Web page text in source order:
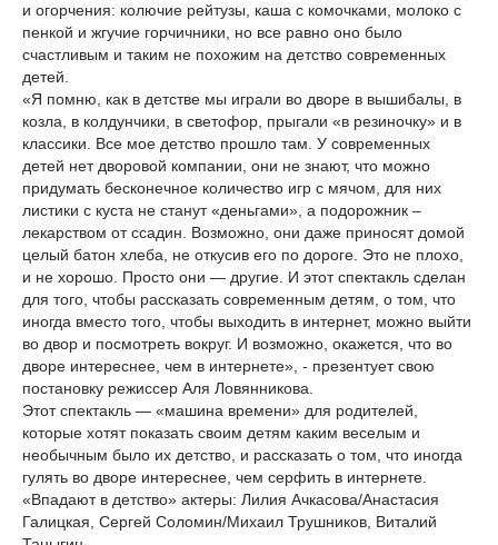
и огорчения: колючие рейтузы, каша с комочками, молоко с
пенкой и жгучие горчичники, но все равно оно было
счастливым и таким не похожим на детство современных
детей.
«Я помню, как в детстве мы играли во дворе в вышибалы, в
козла, в колдунчики, в светофор, прыгали «в резиночку» и в
классики. Все мое детство прошло там. У современных
детей нет дворовой компании, они не знают, что можно
придумать бесконечное количество игр с мячом, для них
листики с куста не станут «деньгами», а подорожник –
лекарством от ссадин. Возможно, они даже приносят домой
целый батон хлеба, не откусив его по дороге. Это не плохо,
и не хорошо. Просто они — другие. И этот спектакль сделан
для того, чтобы рассказать современным детям, о том, что
иногда вместо того, чтобы выходить в интернет, можно выйти
во двор и посмотреть вокруг. И возможно, окажется, что во
дворе интереснее, чем в интернете», - презентует свою
постановку режиссер Аля Ловянникова.
Этот спектакль — «машина времени» для родителей,
которые хотят показать своим детям каким веселым и
необычным было их детство, и рассказать о том, что иногда
гулять во дворе интереснее, чем серфить в интернете.
«Впадают в детство» актеры: Лилия Ачкасова/Анастасия
Галицкая, Сергей Соломин/Михаил Трушников, Виталий